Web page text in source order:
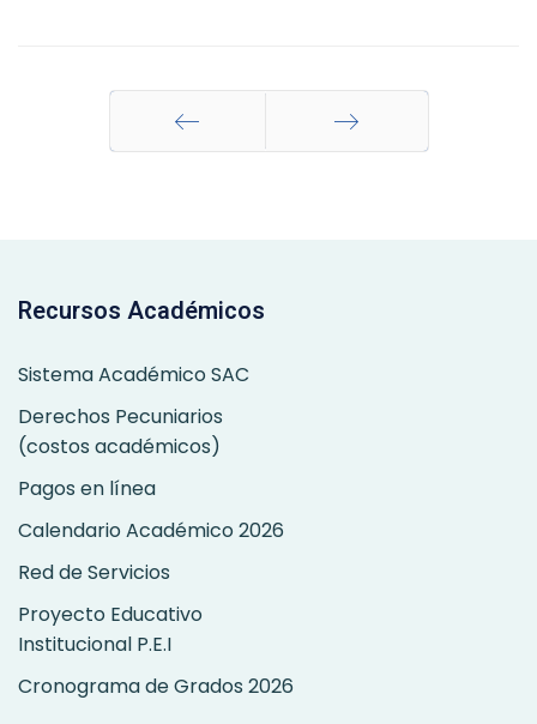
Recursos Académicos
Sistema Académico SAC
Derechos Pecuniarios
(costos académicos)
Pagos en línea
Calendario Académico 2026
Red de Servicios
Proyecto Educativo
Institucional P.E.I
Cronograma de Grados 2026